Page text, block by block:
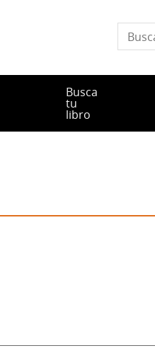
Busca
tu
libro